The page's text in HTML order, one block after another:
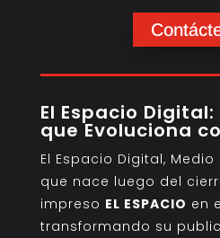
El Espacio
que Evoluciona
El Espacio Digital,
que nace luego del
impreso EL ESPACIO en
transformando su